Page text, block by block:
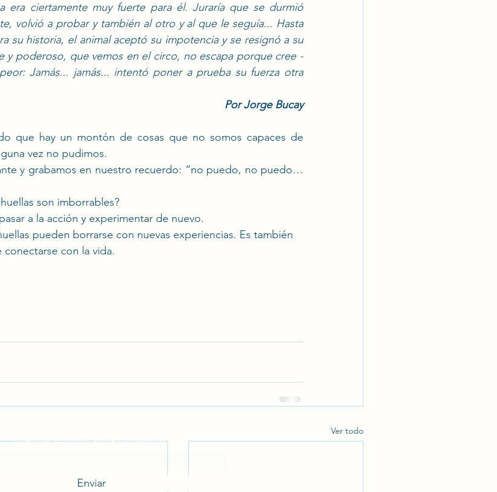
era ciertamente muy fuerte para él. Juraría que se durmió
volvió a probar y también al otro y al que le seguía... Hasta
su historia, el animal aceptó su impotencia y se resignó a su
y poderoso, que vemos en el circo, no escapa porque cree -
Jamás... jamás... intentó poner a prueba su fuerza otra
Por Jorge Bucay
que hay un montón de cosas que no somos capaces de
vez no pudimos.
y grabamos en nuestro recuerdo: “no puedo, no puedo…
son imborrables?
a la acción y experimentar de nuevo.
pueden borrarse con nuevas experiencias. Es también
conectarse con la vida.
Ver todo
Suscríbete a nuestras Newsletter
Enviar